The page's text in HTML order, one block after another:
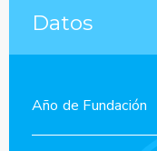
Datos
Año de Fundación